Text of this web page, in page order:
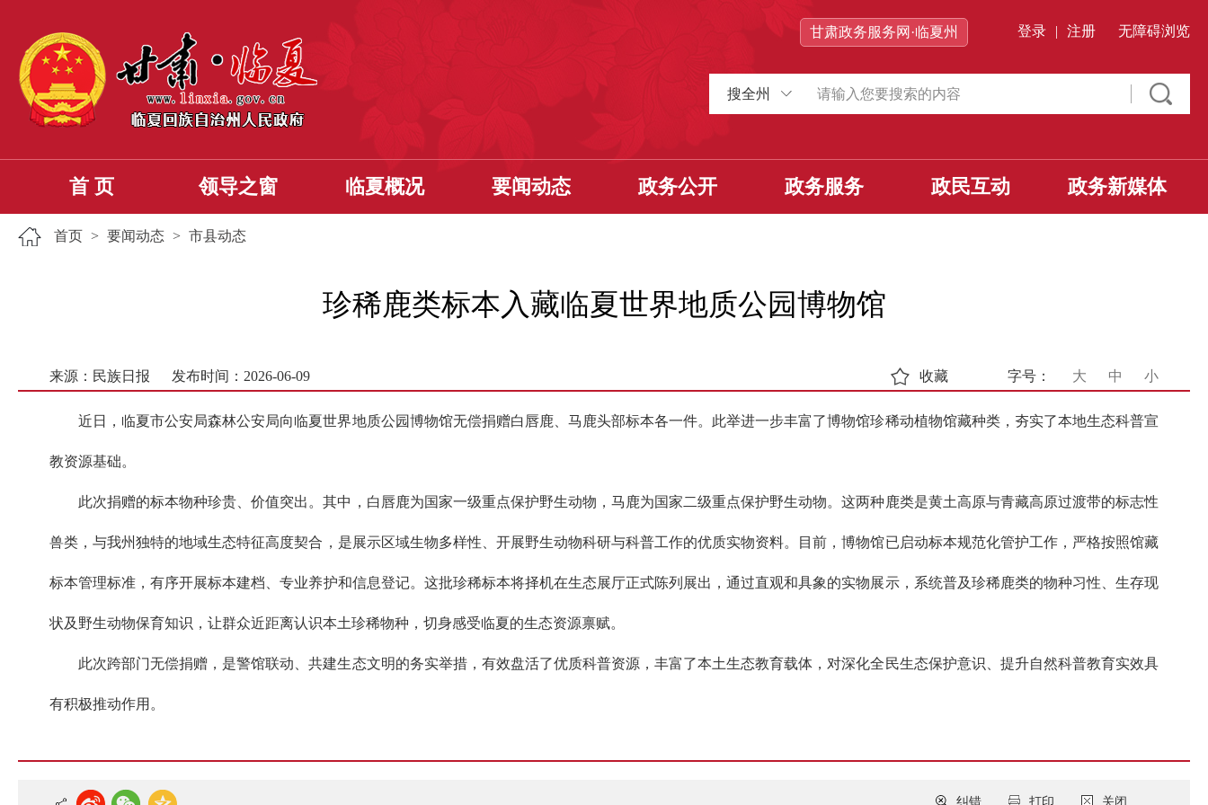
甘肃政务服务网·临夏州 登录 | 注册 无障碍浏览
搜全州
首 页 领导之窗 临夏概况 要闻动态 政务公开 政务服务 政民互动 政务新媒体
首页 > 要闻动态 > 市县动态
珍稀鹿类标本入藏临夏世界地质公园博物馆
来源：民族日报 发布时间：2026-06-09 字号： 大 中 小
收藏
近日，临夏市公安局森林公安局向临夏世界地质公园博物馆无偿捐赠白唇鹿、马鹿头部标本各一件。此举进一步丰富了博物馆珍稀动植物馆藏种类，夯实了本地生态科普宣
教资源基础。
此次捐赠的标本物种珍贵、价值突出。其中，白唇鹿为国家一级重点保护野生动物，马鹿为国家二级重点保护野生动物。这两种鹿类是黄土高原与青藏高原过渡带的标志性
兽类，与我州独特的地域生态特征高度契合，是展示区域生物多样性、开展野生动物科研与科普工作的优质实物资料。目前，博物馆已启动标本规范化管护工作，严格按照馆藏
标本管理标准，有序开展标本建档、专业养护和信息登记。这批珍稀标本将择机在生态展厅正式陈列展出，通过直观和具象的实物展示，系统普及珍稀鹿类的物种习性、生存现
状及野生动物保育知识，让群众近距离认识本土珍稀物种，切身感受临夏的生态资源禀赋。
此次跨部门无偿捐赠，是警馆联动、共建生态文明的务实举措，有效盘活了优质科普资源，丰富了本土生态教育载体，对深化全民生态保护意识、提升自然科普教育实效具
有积极推动作用。
关闭
打印
纠错